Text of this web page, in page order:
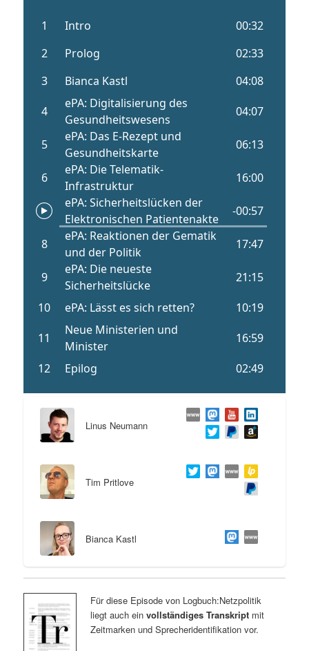
Linus Neumann
Tim Pritlove
Bianca Kastl
Für diese Episode von Logbuch:Netzpolitik
liegt auch ein vollständiges Transkriptmit
Zeitmarken und Sprecheridentifikation vor.